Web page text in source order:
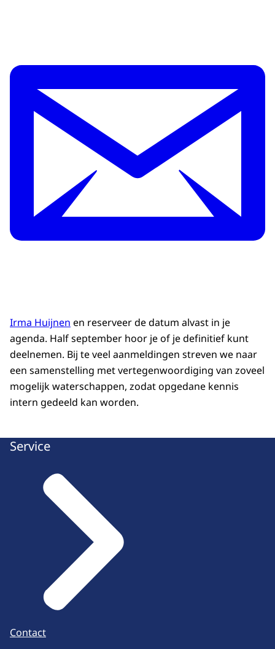
Irma Huijnen en reserveer de datum alvast in je
agenda. Half september hoor je of je definitief kunt
deelnemen. Bij te veel aanmeldingen streven we naar
een samenstelling met vertegenwoordiging van zoveel
mogelijk waterschappen, zodat opgedane kennis
intern gedeeld kan worden.
Service
Contact